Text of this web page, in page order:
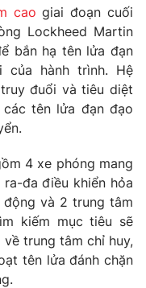
cao giai đoạn cuối
Lockheed Martin
bắn hạ tên lửa đạn
của hành trình. Hệ
đuổi và tiêu diệt
tên lửa đạn đạo
4 xe phóng mang
đa điều khiển hỏa
và 2 trung tâm
kiếm mục tiêu sẽ
trung tâm chỉ huy,
tên lửa đánh chặn